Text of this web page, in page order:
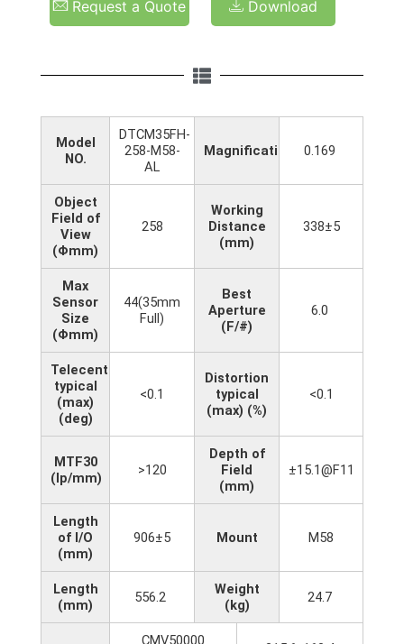
Request a Quote Download
Model
NO.
DTCM35FH-
258-M58-
AL
Magnification(x)0.169
Object
Field of
View
(Φmm)
258
Working
Distance
(mm)
338±5
Max
Sensor
Size
(Φmm)
44(35mm
Full)
Best
Aperture
(F/#)
6.0
Telecentricity
typical
(max)
(deg)
<0.1
Distortion
typical
(max) (%)
<0.1
MTF30
(lp/mm)
>120
Depth of
Field
(mm)
±15.1@F11
Length
of I/O
(mm)
906±5 Mount M58
Length
(mm)
556.2
Weight
(kg)
24.7
CMV50000